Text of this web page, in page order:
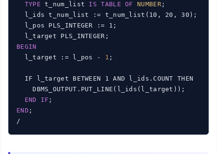
TYPE t_num_list IS TABLE OF NUMBER;
  l_ids t_num_list := t_num_list(10, 20, 30);
  l_pos PLS_INTEGER := 1;
BEGIN
  l_target := l_pos -
1 ;
  IF l_target BETWEEN 1 AND l_ids.COUNT THEN
    DBMS_OUTPUT.PUT_LINE(l_ids(l_target));
END
IF
END ;
/